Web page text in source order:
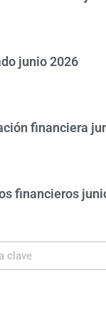
junio 2026
financiera
financieros